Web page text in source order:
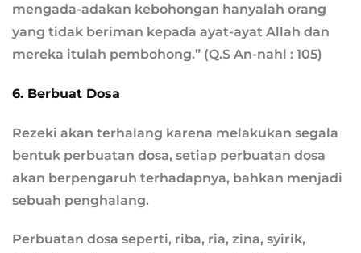
mengada-adakan kebohongan hanyalah orang
yang tidak beriman kepada ayat-ayat Allah dan
mereka itulah pembohong.” (Q.S An-nahl : 105)
6. Berbuat Dosa
Rezeki akan terhalang karena melakukan segala
bentuk perbuatan dosa, setiap perbuatan dosa
akan berpengaruh terhadapnya, bahkan menjadi
sebuah penghalang.
Perbuatan dosa seperti, riba, ria, zina, syirik,